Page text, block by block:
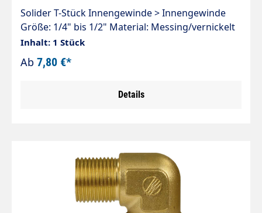
Solider T-Stück Innengewinde > Innengewinde
Größe: 1/4" bis 1/2" Material: Messing/vernickelt
150 bar
Inhalt: 1 Stück
Ab 7,80 €*
Details